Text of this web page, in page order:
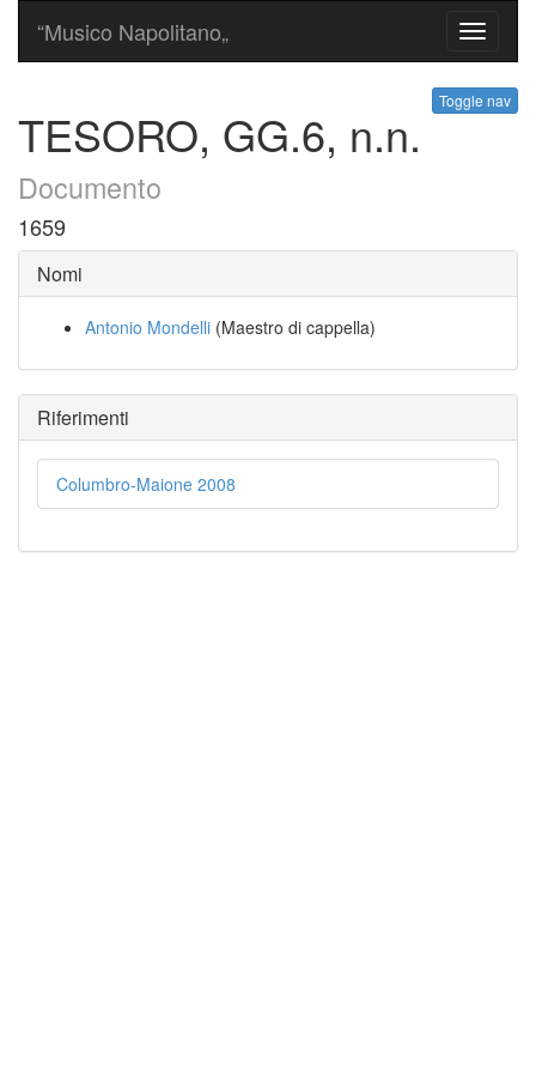
Toggle
“Musico Napolitano„
Toggle nav
TESORO, GG.6, n.n.
Documento
1659
Nomi
Antonio Mondelli (Maestro di cappella)
Riferimenti
Columbro-Maione 2008